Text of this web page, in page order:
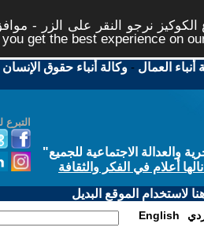
نرجو النقر على الزر -
get the best experience on
أنباء العمال -وكالة أنباء حقوق الإنسان
الاجتماعية للجميع"
أعلام في الفكر والثقافة
لاستخدام الموقع البديل
English